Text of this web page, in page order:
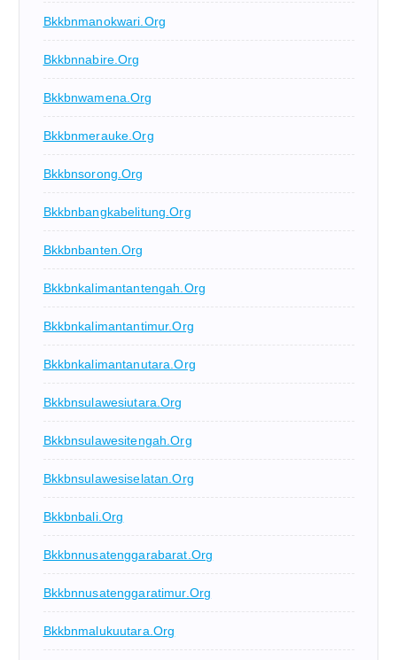
Bkkbnmanokwari.org
Bkkbnnabire.org
Bkkbnwamena.org
Bkkbnmerauke.org
Bkkbnsorong.org
Bkkbnbangkabelitung.org
Bkkbnbanten.org
Bkkbnkalimantantengah.org
Bkkbnkalimantantimur.org
Bkkbnkalimantanutara.org
Bkkbnsulawesiutara.org
Bkkbnsulawesitengah.org
Bkkbnsulawesiselatan.org
Bkkbnbali.org
Bkkbnnusatenggarabarat.org
Bkkbnnusatenggaratimur.org
Bkkbnmalukuutara.org